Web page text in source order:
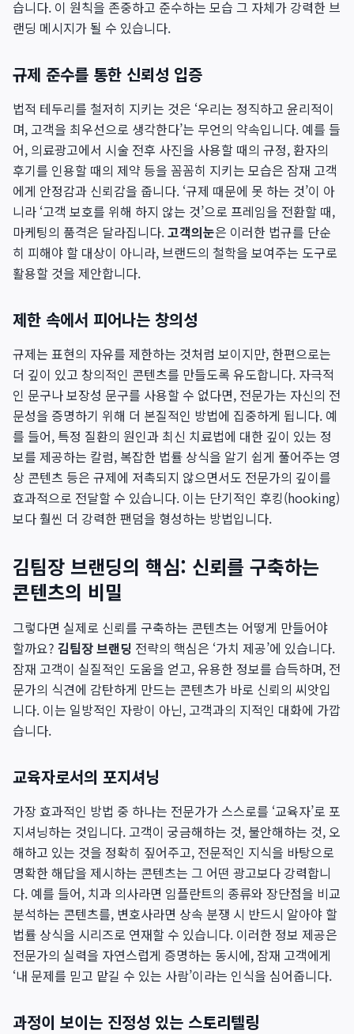
습니다. 이 원칙을 존중하고 준수하는 모습 그 자체가 강력한 브
랜딩 메시지가 될 수 있습니다.
규제 준수를 통한 신뢰성 입증
법적 테두리를 철저히 지키는 것은 ‘우리는 정직하고 윤리적이
며, 고객을 최우선으로 생각한다’는 무언의 약속입니다. 예를 들
어, 의료광고에서 시술 전후 사진을 사용할 때의 규정, 환자의
후기를 인용할 때의 제약 등을 꼼꼼히 지키는 모습은 잠재 고객
에게 안정감과 신뢰감을 줍니다. ‘규제 때문에 못 하는 것’이 아
니라 ‘고객 보호를 위해 하지 않는 것’으로 프레임을 전환할 때,
마케팅의 품격은 달라집니다.고객의눈은 이러한 법규를 단순
히 피해야 할 대상이 아니라, 브랜드의 철학을 보여주는 도구로
활용할 것을 제안합니다.
제한 속에서 피어나는 창의성
규제는 표현의 자유를 제한하는 것처럼 보이지만, 한편으로는
더 깊이 있고 창의적인 콘텐츠를 만들도록 유도합니다. 자극적
인 문구나 보장성 문구를 사용할 수 없다면, 전문가는 자신의 전
문성을 증명하기 위해 더 본질적인 방법에 집중하게 됩니다. 예
를 들어, 특정 질환의 원인과 최신 치료법에 대한 깊이 있는 정
보를 제공하는 칼럼, 복잡한 법률 상식을 알기 쉽게 풀어주는 영
상 콘텐츠 등은 규제에 저촉되지 않으면서도 전문가의 깊이를
효과적으로 전달할 수 있습니다. 이는 단기적인 후킹(hooking)
보다 훨씬 더 강력한 팬덤을 형성하는 방법입니다.
김팀장 브랜딩의 핵심: 신뢰를 구축하는
콘텐츠의 비밀
그렇다면 실제로 신뢰를 구축하는 콘텐츠는 어떻게 만들어야
할까요? 김팀장 브랜딩 전략의 핵심은 ‘가치 제공’에 있습니다.
잠재 고객이 실질적인 도움을 얻고, 유용한 정보를 습득하며, 전
문가의 식견에 감탄하게 만드는 콘텐츠가 바로 신뢰의 씨앗입
니다. 이는 일방적인 자랑이 아닌, 고객과의 지적인 대화에 가깝
습니다.
교육자로서의 포지셔닝
가장 효과적인 방법 중 하나는 전문가가 스스로를 ‘교육자’로 포
지셔닝하는 것입니다. 고객이 궁금해하는 것, 불안해하는 것, 오
해하고 있는 것을 정확히 짚어주고, 전문적인 지식을 바탕으로
명확한 해답을 제시하는 콘텐츠는 그 어떤 광고보다 강력합니
다. 예를 들어, 치과 의사라면 임플란트의 종류와 장단점을 비교
분석하는 콘텐츠를, 변호사라면 상속 분쟁 시 반드시 알아야 할
법률 상식을 시리즈로 연재할 수 있습니다. 이러한 정보 제공은
전문가의 실력을 자연스럽게 증명하는 동시에, 잠재 고객에게
‘내 문제를 믿고 맡길 수 있는 사람’이라는 인식을 심어줍니다.
과정이 보이는 진정성 있는 스토리텔링